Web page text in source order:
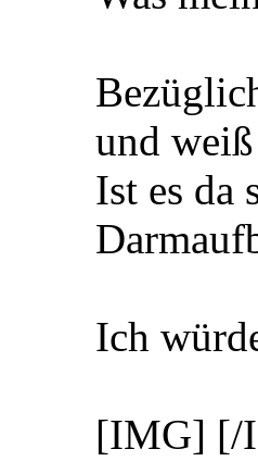
und
Ist es da
Ich
[IMG] [/